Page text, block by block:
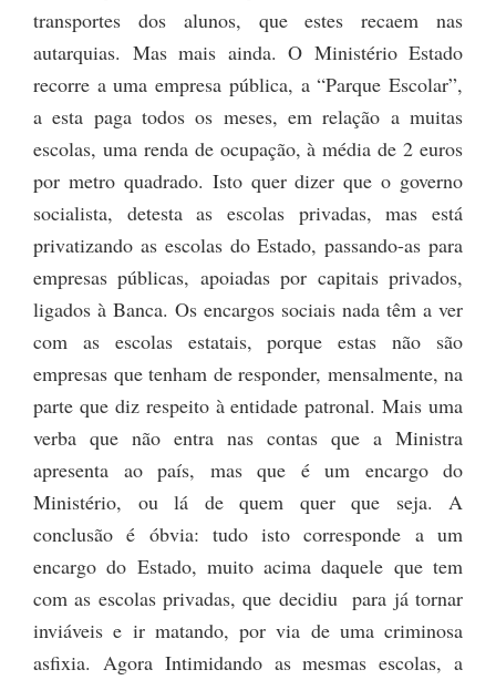
transportes dos alunos, que estes recaem nas
autarquias. Mas mais ainda. O Ministério Estado
recorre a uma empresa pública, a “Parque Escolar”,
a esta paga todos os meses, em relação a muitas
escolas, uma renda de ocupação, à média de 2 euros
por metro quadrado. Isto quer dizer que o governo
socialista, detesta as escolas privadas, mas está
privatizando as escolas do Estado, passando-as para
empresas públicas, apoiadas por capitais privados,
ligados à Banca. Os encargos sociais nada têm a ver
com as escolas estatais, porque estas não são
empresas que tenham de responder, mensalmente, na
parte que diz respeito à entidade patronal. Mais uma
verba que não entra nas contas que a Ministra
apresenta ao país, mas que é um encargo do
Ministério, ou lá de quem quer que seja. A
conclusão é óbvia: tudo isto corresponde a um
encargo do Estado, muito acima daquele que tem
com as escolas privadas, que decidiu para já tornar
inviáveis e ir matando, por via de uma criminosa
asfixia. Agora Intimidando as mesmas escolas, a